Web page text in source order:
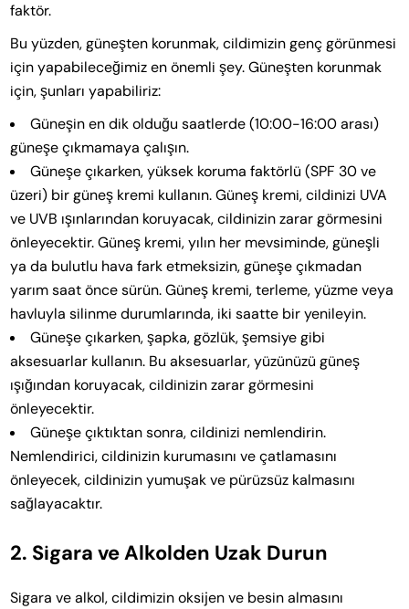
faktör.
Bu yüzden, güneşten korunmak, cildimizin genç görünmesi
için yapabileceğimiz en önemli şey. Güneşten korunmak
için, şunları yapabiliriz:
Güneşin en dik olduğu saatlerde (10:00-16:00 arası)
güneşe çıkmamaya çalışın.
Güneşe çıkarken, yüksek koruma faktörlü (SPF 30 ve
üzeri) bir güneş kremi kullanın. Güneş kremi, cildinizi UVA
ve UVB ışınlarından koruyacak, cildinizin zarar görmesini
önleyecektir. Güneş kremi, yılın her mevsiminde, güneşli
ya da bulutlu hava fark etmeksizin, güneşe çıkmadan
yarım saat önce sürün. Güneş kremi, terleme, yüzme veya
havluyla silinme durumlarında, iki saatte bir yenileyin.
Güneşe çıkarken, şapka, gözlük, şemsiye gibi
aksesuarlar kullanın. Bu aksesuarlar, yüzünüzü güneş
ışığından koruyacak, cildinizin zarar görmesini
önleyecektir.
Güneşe çıktıktan sonra, cildinizi nemlendirin.
Nemlendirici, cildinizin kurumasını ve çatlamasını
önleyecek, cildinizin yumuşak ve pürüzsüz kalmasını
sağlayacaktır.
2. Sigara ve Alkolden Uzak Durun
Sigara ve alkol, cildimizin oksijen ve besin almasını